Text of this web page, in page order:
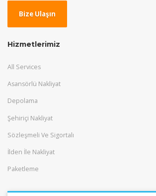
Bize Ulaşın
Hizmetlerimiz
All Services
Asansörlü Nakliyat
Depolama
Şehiriçi Nakliyat
Sözleşmeli Ve Sigortalı
İlden İle Nakliyat
Paketleme